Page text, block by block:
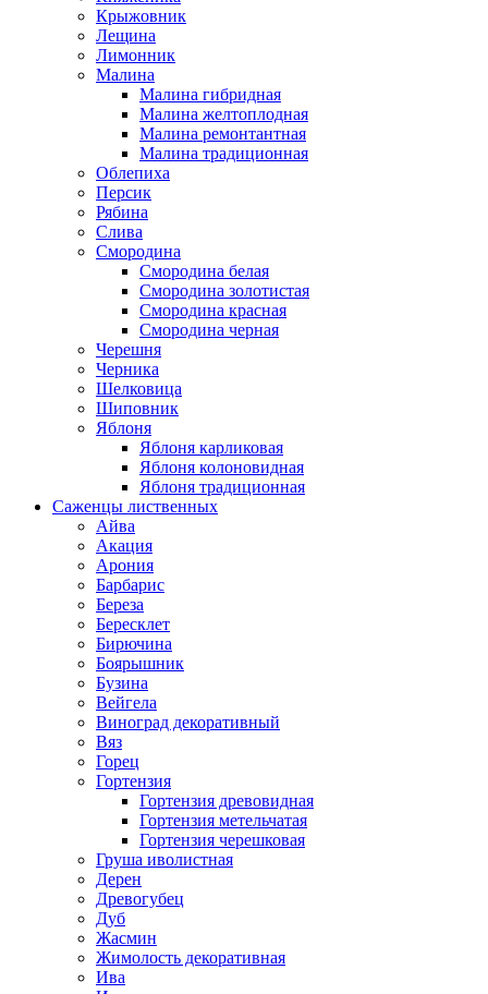
Крыжовник
Лещина
Лимонник
Малина
Малина гибридная
Малина желтоплодная
Малина ремонтантная
Малина традиционная
Облепиха
Персик
Рябина
Слива
Смородина
Смородина белая
Смородина золотистая
Смородина красная
Смородина черная
Черешня
Черника
Шелковица
Шиповник
Яблоня
Яблоня карликовая
Яблоня колоновидная
Яблоня традиционная
Саженцы лиственных
Айва
Акация
Арония
Барбарис
Береза
Бересклет
Бирючина
Боярышник
Бузина
Вейгела
Виноград декоративный
Вяз
Горец
Гортензия
Гортензия древовидная
Гортензия метельчатая
Гортензия черешковая
Груша иволистная
Дерен
Древогубец
Дуб
Жасмин
Жимолость декоративная
Ива